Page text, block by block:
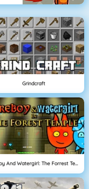
Grindcraft
Fireboy And Watergirl: The Forrest Temple